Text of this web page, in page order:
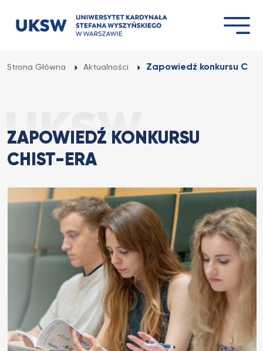
Strona Główna Aktualności Zapowiedź konkursu
ZAPOWIEDŹ KONKURSU
CHIST-ERA